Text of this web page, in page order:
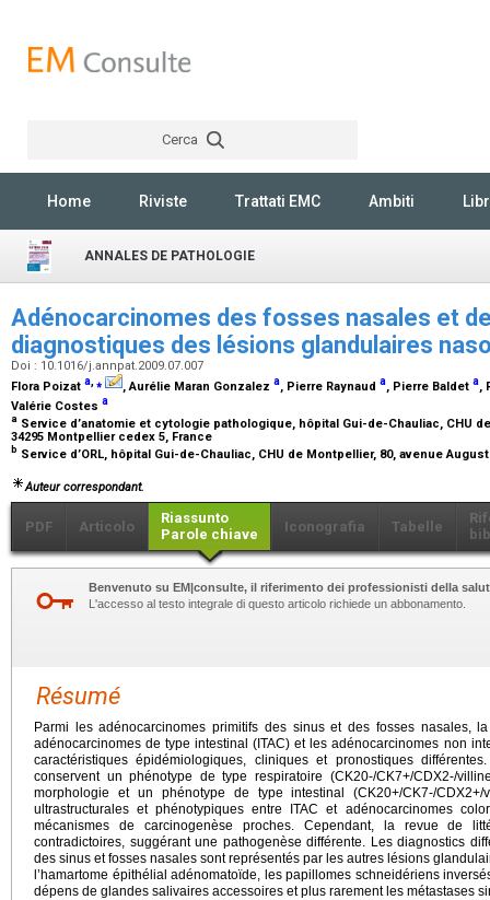
Cerca
Home Riviste Trattati EMC Ambiti
ANNALES DE PATHOLOGIE
Adénocarcinomes des fosses nasales et
diagnostiques des lésions glandulaires
Doi : 10.1016/j.annpat.2009.07.007
Flora Poizat a,⁎ , Aurélie Maran Gonzalez a, Pierre Raynaud a, Pierre Baldet a,
Valérie Costes a
a Service d’anatomie et cytologie pathologique, hôpital Gui-de-Chauliac, CHU
34295 Montpellier cedex 5, France
b Service d’ORL, hôpital Gui-de-Chauliac, CHU de Montpellier, 80, avenue
Auteur correspondant.
PDF Articolo
Riassunto
Parole chiave
Iconografia Tabelle
Benvenuto su EM|consulte, il riferimento dei professionisti della
L'accesso al testo integrale di questo articolo richiede un abbonamento.
Résumé
Parmi les adénocarcinomes primitifs des sinus et des fosses nasales,
adénocarcinomes de type intestinal (ITAC) et les adénocarcinomes non
caractéristiques épidémiologiques, cliniques et pronostiques
conservent un phénotype de type respiratoire (CK20-/CK7+/CDX2-/
morphologie et un phénotype de type intestinal (CK20+/CK7-/
ultrastructurales et phénotypiques entre ITAC et adénocarcinomes
mécanismes de carcinogenèse proches. Cependant, la revue de
contradictoires, suggérant une pathogenèse différente. Les diagnostics
des sinus et fosses nasales sont représentés par les autres lésions
l’hamartome épithélial adénomatoïde, les papillomes schneidériens
dépens de glandes salivaires accessoires et plus rarement les métastases